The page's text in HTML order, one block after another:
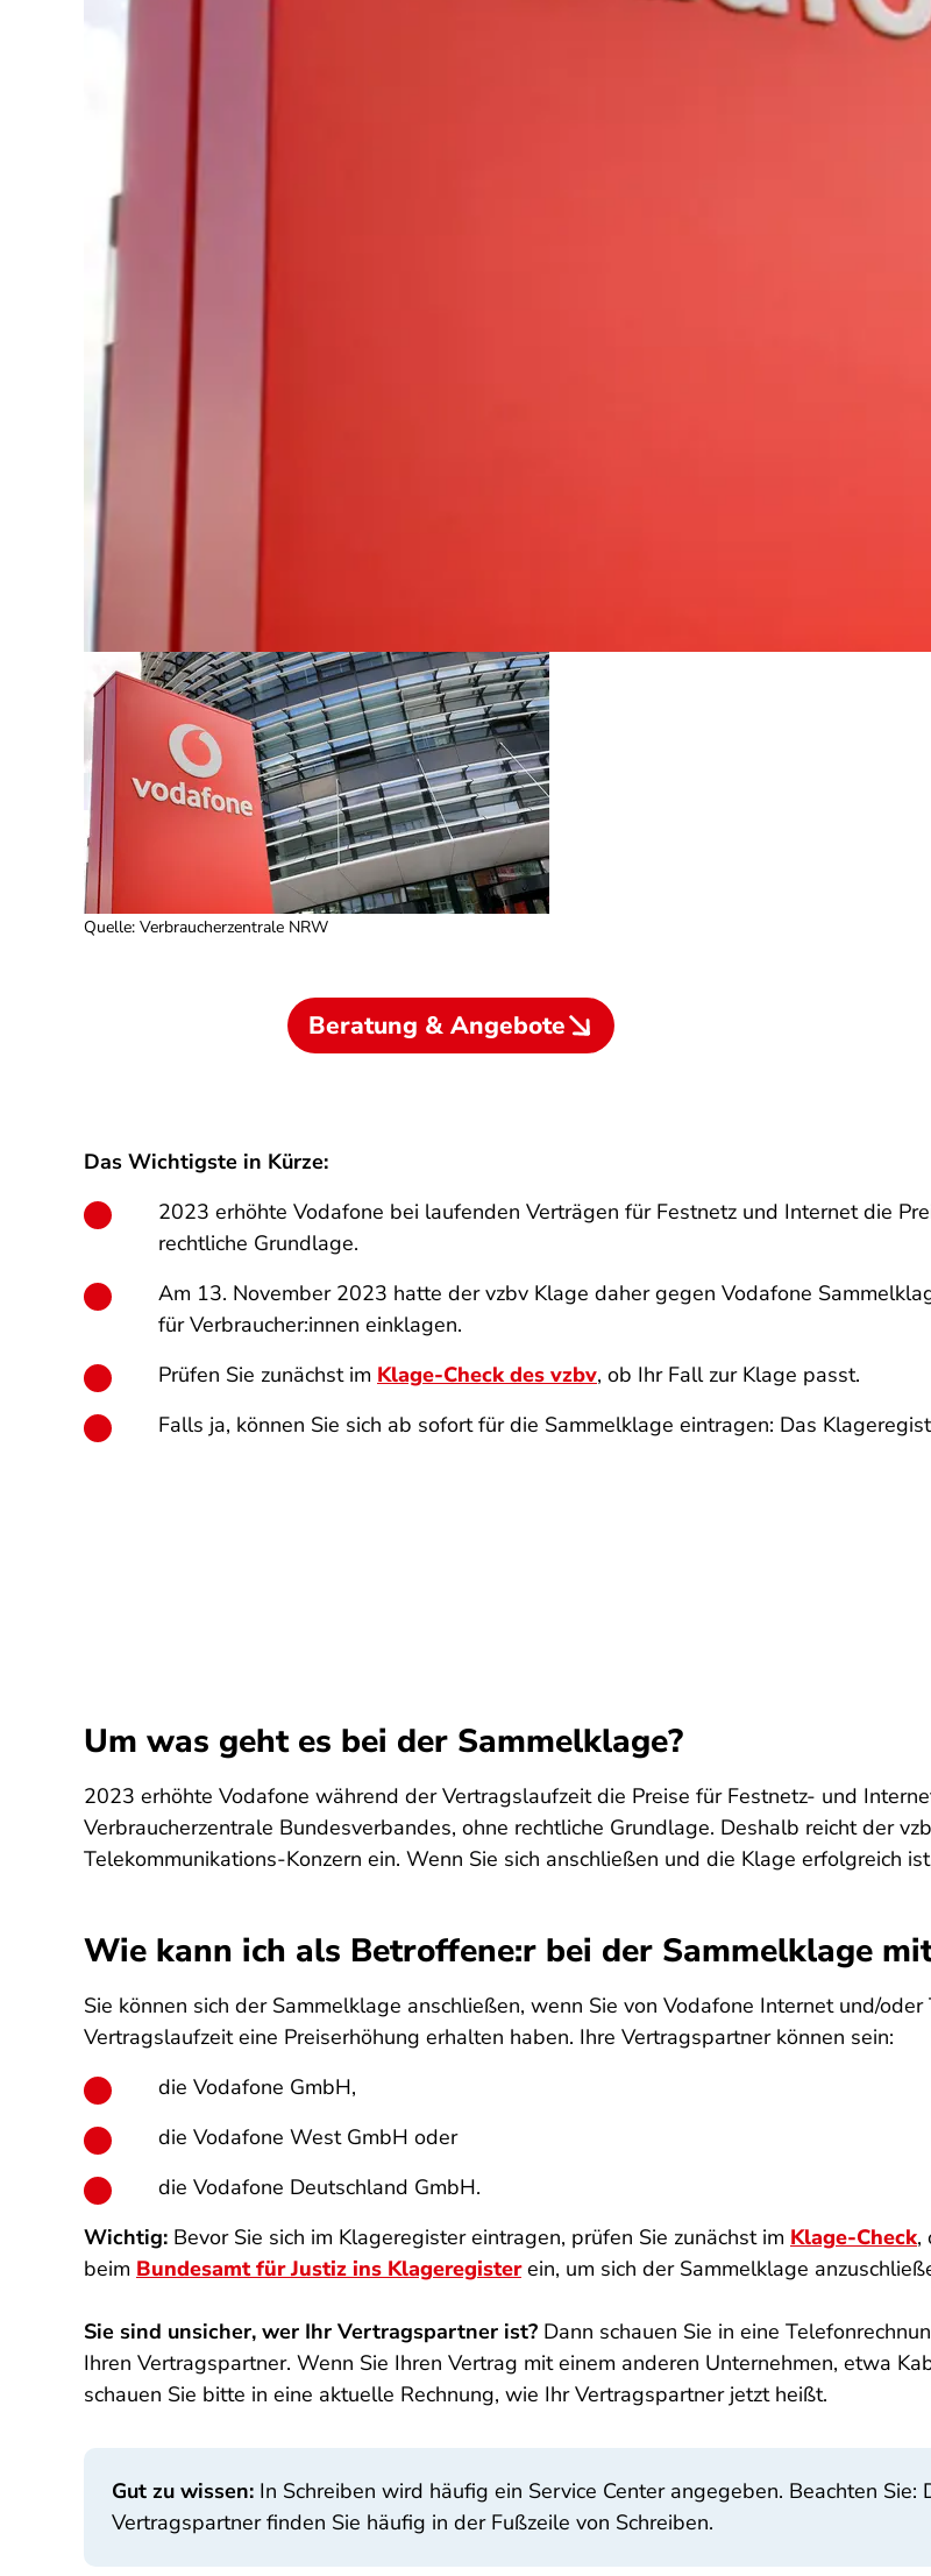
Quelle: Verbraucherzentrale NRW
Beratung & Angebote
Das Wichtigste in Kürze:
2023 erhöhte Vodafone bei laufenden Verträgen für Festnetz und Internet die
rechtliche Grundlage.
Am 13. November 2023 hatte der vzbv Klage daher gegen Vodafone
für Verbraucher:innen einklagen.
Prüfen Sie zunächst im Klage-Check des vzbv, ob Ihr Fall zur Klage passt.
Falls ja, können Sie sich ab sofort für die Sammelklage eintragen: Das
Um was geht es bei der Sammelklage?
2023 erhöhte Vodafone während der Vertragslaufzeit die Preise für Festnetz- und
Verbraucherzentrale Bundesverbandes, ohne rechtliche Grundlage. Deshalb reicht der
Telekommunikations-Konzern ein. Wenn Sie sich anschließen und die Klage erfolgreich
Wie kann ich als Betroffene:r bei der Sammelklage
Sie können sich der Sammelklage anschließen, wenn Sie von Vodafone Internet und/
Vertragslaufzeit eine Preiserhöhung erhalten haben. Ihre Vertragspartner können sein:
die Vodafone GmbH,
die Vodafone West GmbH oder
die Vodafone Deutschland GmbH.
Wichtig: Bevor Sie sich im Klageregister eintragen, prüfen Sie zunächst im Klage-Check,
beim Bundesamt für Justiz ins Klageregisterein, um sich der Sammelklage
Sie sind unsicher, wer Ihr Vertragspartner ist? Dann schauen Sie in eine
Ihren Vertragspartner. Wenn Sie Ihren Vertrag mit einem anderen Unternehmen, etwa
schauen Sie bitte in eine aktuelle Rechnung, wie Ihr Vertragspartner jetzt heißt.
Gut zu wissen: In Schreiben wird häufig ein Service Center angegeben. Beachten Sie:
Vertragspartner finden Sie häufig in der Fußzeile von Schreiben.